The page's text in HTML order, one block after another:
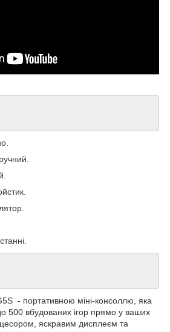
- портативною міні-консоллю, яка
500 вбудованих ігор прямо у ваших
яскравим дисплеєм та